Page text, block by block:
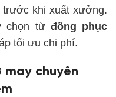
khi xuất xưởng.
chọn từ đồng phục
tối ưu chi phí.
chuyên